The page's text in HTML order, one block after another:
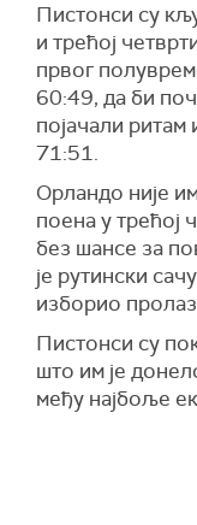
Пистонси су
и трећој
првог
60:49, да би
појачали
71:51.
Орландо није
поена у трећој
без шансе за
је рутински
изборио
Пистонси су
што им је
међу најбоље